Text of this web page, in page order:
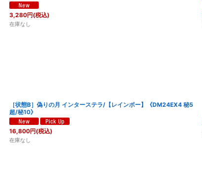
3,280円(税込)
在庫なし
［状態B］偽りの月 インターステラ/【レインボー】《DM24EX4 秘5
超/秘10》
16,800円(税込)
在庫なし